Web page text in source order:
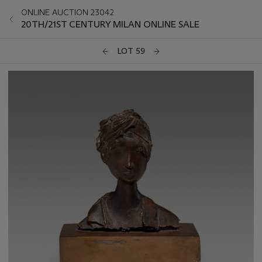
ONLINE AUCTION 23042
20TH/21ST CENTURY MILAN ONLINE SALE
LOT 59